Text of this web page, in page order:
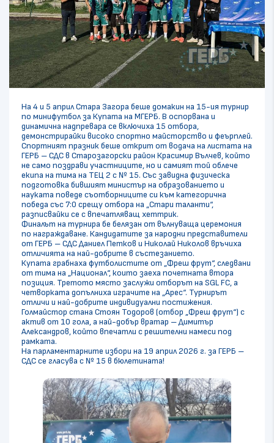
На 4 и 5 април Стара Загора беше домакин на 15-ия турнир
по минифутбол за Купата на МГЕРБ. В оспорвана и
динамична надпревара се включиха 15 отбора,
демонстрирайки високо спортно майсторство и феърплей.
Спортният празник беше открит от водача на листата на
ГЕРБ – СДС в Старозагорски район Красимир Вълчев, който
не само поздрави участниците, но и самият той облече
екипа на тима на ТЕЦ 2 с № 15. Със завидна физическа
подготовка бившият министър на образованието и
науката поведе съотборниците си към категорична
победа със 7:0 срещу отбора на „Стари таланти“,
разписвайки се с впечатляващ хеттрик.
Финалът на турнира бе белязан от вълнуваща церемония
по награждаване. Кандидатите за народни представители
от ГЕРБ – СДС Даниел Петков и Николай Николов връчиха
отличията на най-добрите в състезанието.
Купата грабнаха футболистите от „Фреш фрут“, следвани
от тима на „Национал“, които заеха почетната втора
позиция. Третото място заслужи отборът на SGL FC, а
четворката допълниха играчите на „Арес“. Турнирът
отличи и най-добрите индивидуални постижения.
Голмайстор стана Стоян Тодоров (отбор „Фреш фрут“) с
актив от 10 гола, а най-добър вратар – Димитър
Александров, който впечатли с решителни намеси под
рамката.
На парламентарните избори на 19 април 2026 г. за ГЕРБ –
СДС се гласува с № 15 в бюлетината!